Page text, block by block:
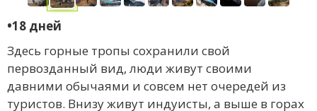
•18 дней
Здесь горные тропы сохранили свой
первозданный вид, люди живут своими
давними обычаями и совсем нет очередей из
туристов. Внизу живут индуисты, а выше в горах